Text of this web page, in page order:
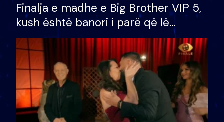
Finalja e madhe e Big Brother VIP 5,
kush është banori i parë që lë
shtëpinë dhe humb mundësinë për
të fituar çmimin e madh